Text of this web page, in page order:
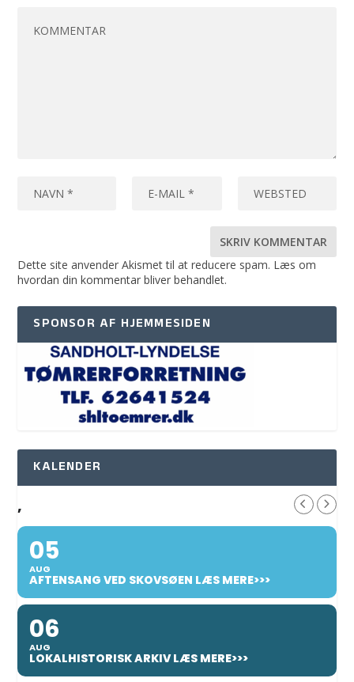
Dette site anvender Akismet til at reducere spam. Læs om
hvordan din kommentar bliver behandlet.
SPONSOR AF HJEMMESIDEN
KALENDER
,
05
AUG
AFTENSANG VED SKOVSØEN LÆS MERE>>>
06
AUG
LOKALHISTORISK ARKIV LÆS MERE>>>